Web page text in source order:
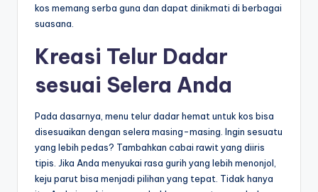
kos memang serba guna dan dapat dinikmati di berbagai
suasana.
Kreasi Telur Dadar
sesuai Selera Anda
Pada dasarnya, menu telur dadar hemat untuk kos bisa
disesuaikan dengan selera masing-masing. Ingin sesuatu
yang lebih pedas? Tambahkan cabai rawit yang diiris
tipis. Jika Anda menyukai rasa gurih yang lebih menonjol,
keju parut bisa menjadi pilihan yang tepat. Tidak hanya